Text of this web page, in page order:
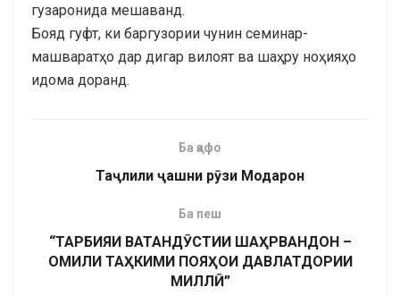
гузаронида мешаванд.
Бояд гуфт, ки баргузории чунин семинар-
машваратҳо дар дигар вилоят ва шаҳру ноҳияҳо
идома доранд.
Ба қафо
Таҷлили ҷашни рӯзи Модарон
Ба пеш
“ТАРБИЯИ ВАТАНДӮСТИИ ШАҲРВАНДОН –
ОМИЛИ ТАҲКИМИ ПОЯҲОИ ДАВЛАТДОРИИ
МИЛЛӢ”